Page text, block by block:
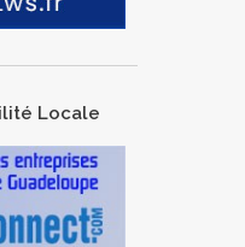
Locale